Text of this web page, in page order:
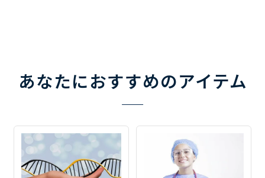
あなたにおすすめのアイテム